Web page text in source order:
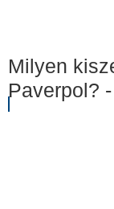
Milyen
Paverpol?